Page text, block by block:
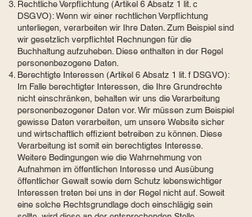
Rechtliche Verpflichtung (Artikel 6 Absatz 1 lit. c
DSGVO): Wenn wir einer rechtlichen Verpflichtung
unterliegen, verarbeiten wir Ihre Daten. Zum Beispiel sind
wir gesetzlich verpflichtet Rechnungen für die
Buchhaltung aufzuheben. Diese enthalten in der Regel
personenbezogene Daten.
Berechtigte Interessen (Artikel 6 Absatz 1 lit. f DSGVO):
Im Falle berechtigter Interessen, die Ihre Grundrechte
nicht einschränken, behalten wir uns die Verarbeitung
personenbezogener Daten vor. Wir müssen zum Beispiel
gewisse Daten verarbeiten, um unsere Website sicher
und wirtschaftlich effizient betreiben zu können. Diese
Verarbeitung ist somit ein berechtigtes Interesse.
Weitere Bedingungen wie die Wahrnehmung von
Aufnahmen im öffentlichen Interesse und Ausübung
öffentlicher Gewalt sowie dem Schutz lebenswichtiger
Interessen treten bei uns in der Regel nicht auf. Soweit
eine solche Rechtsgrundlage doch einschlägig sein